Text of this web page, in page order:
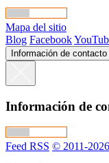
Mapa del sitio
Blog Facebook
Información de contacto
Información de
Feed RSS © 2011-